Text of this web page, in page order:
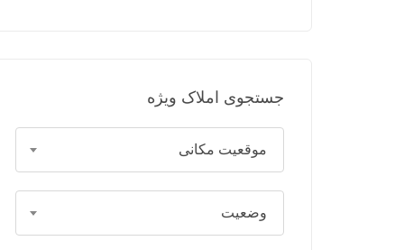
جستجوی املاک ویژه
موقعیت مکانی
وضعیت